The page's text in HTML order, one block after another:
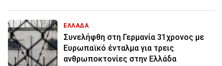
ΕΛΛΑΔΑ
Συνελήφθη στη Γερμανία 31χρονος με
Ευρωπαϊκό ένταλμα για τρεις
ανθρωποκτονίες στην Ελλάδα